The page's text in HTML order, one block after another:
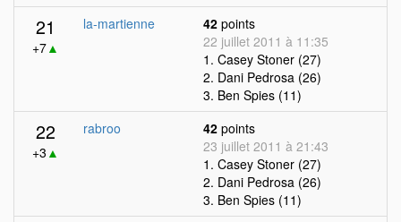
21
+7▲
la-martienne 42 points
22 juillet 2011 à 11:35
1. Casey Stoner (27)
2. Dani Pedrosa (26)
3. Ben Spies (11)
22
+3 ▲
rabroo 42 points
23 juillet 2011 à 21:43
1. Casey Stoner (27)
2. Dani Pedrosa (26)
3. Ben Spies (11)